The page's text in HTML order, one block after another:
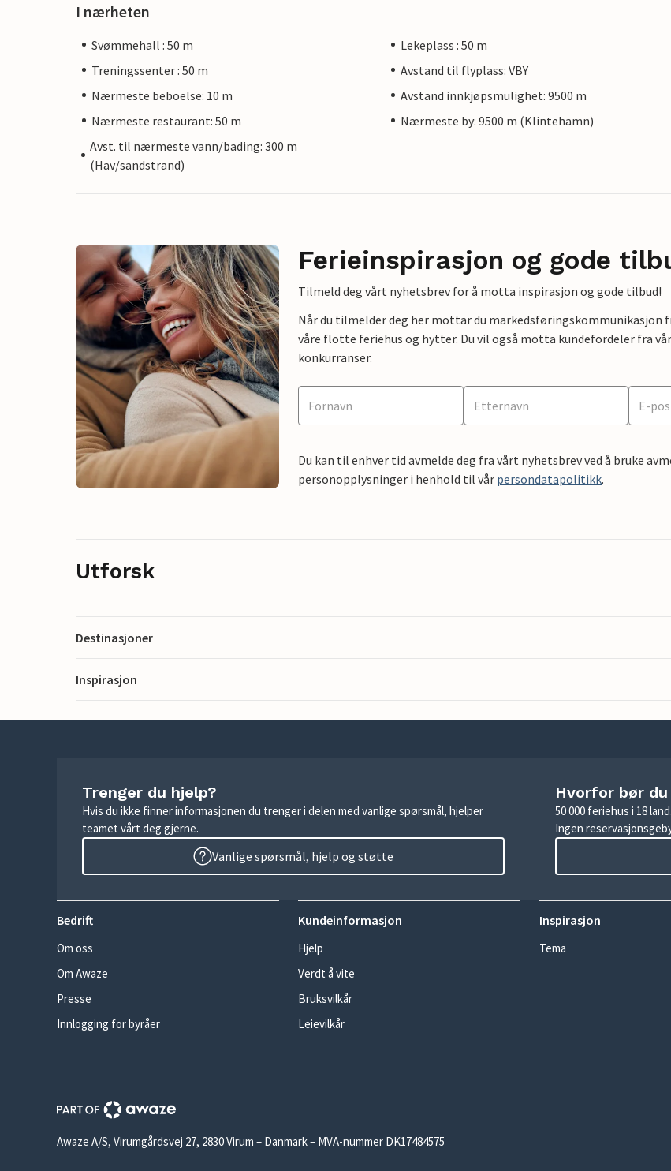
I nærheten
Svømmehall : 50 m
Lekeplass : 50 m
Treningssenter : 50 m
Avstand til flyplass: VBY
Nærmeste beboelse: 10 m
Avstand innkjøpsmulighet: 9500 m
Nærmeste restaurant: 50 m
Nærmeste by: 9500 m (Klintehamn)
Avst. til nærmeste vann/bading: 300 m
(Hav/sandstrand)
Ferieinspirasjon og gode
Tilmeld deg vårt nyhetsbrev for å motta inspirasjon og gode tilbud!
Når du tilmelder deg her mottar du markedsføringskommunikasjon
våre flotte feriehus og hytter. Du vil også motta kundefordeler fra
konkurranser.
Du kan til enhver tid avmelde deg fra vårt nyhetsbrev ved å bruke
personopplysninger i henhold til vår persondatapolitikk.
Utforsk
Destinasjoner
Inspirasjon
Trenger du hjelp?
Hvis du ikke finner informasjonen du trenger i delen med vanlige spørsmål, hjelper
teamet vårt deg gjerne.
Vanlige spørsmål, hjelp og støtte
Hvorfor bør
50 000 feriehus i 18
Ingen
Bedrift
Om oss
Om Awaze
Presse
Innlogging for byråer
Kundeinformasjon
Hjelp
Verdt å vite
Bruksvilkår
Leievilkår
Inspirasjon
Tema
Awaze A/S, Virumgårdsvej 27, 2830 Virum – Danmark – MVA-nummer DK17484575